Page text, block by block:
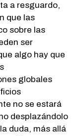
a resguardo,
que las
sobre las
ser
algo hay que
globales
no se estará
desplazándolo
duda, más allá